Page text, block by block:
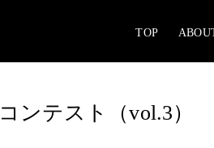
TOP
ンテスト（vol.3）